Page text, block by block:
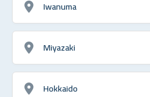
Iwanuma
Miyazaki
Hokkaido